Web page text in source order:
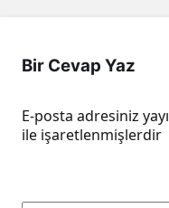
Bir Cevap Yaz
E-posta adresiniz
ile işaretlenmişlerdir